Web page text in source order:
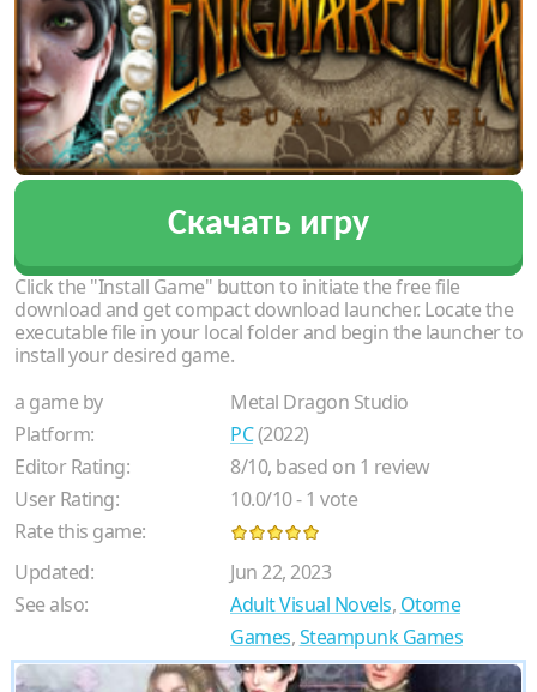
Скачать игру
Click the "Install Game" button to initiate the free file
download and get compact download launcher. Locate the
executable file in your local folder and begin the launcher to
install your desired game.
a game by
Metal Dragon Studio
Platform:
PC(2022)
Editor Rating:
8/10, based on 1 review
User Rating:
10.0/10-1 vote
Rate this game:
Updated:
Jun 22, 2023
See also:
Adult Visual Novels, Otome
Games,Steampunk Games